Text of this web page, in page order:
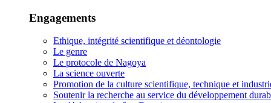
Engagements
Ethique, intégrité scientifique et déontologie
Le genre
Le protocole de Nagoya
La science ouverte
Promotion de la culture scientifique, technique et
Soutenir la recherche au service du développement